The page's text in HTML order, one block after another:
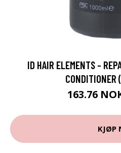
ID HAIR ELEMENTS -
163.76
KJØP